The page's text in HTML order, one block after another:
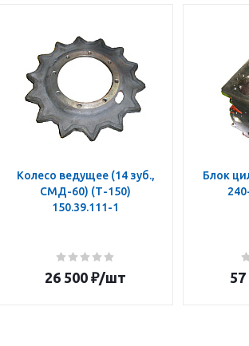
Колесо ведущее (14 зуб.,
СМД-60) (Т-150)
150.39.111-1
26 500 ₽/шт
Блок
57